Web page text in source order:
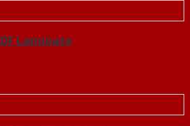
Laminate